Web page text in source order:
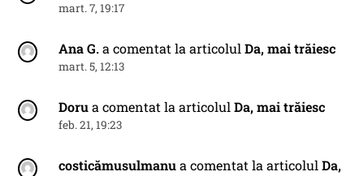
mart. 7, 19:17
Ana G.a comentat la articolulDa, mai trăiesc
mart. 5, 12:13
Dorua comentat la articolulDa, mai trăiesc
feb. 21, 19:23
costicămusulmanua comentat la articolulDa,